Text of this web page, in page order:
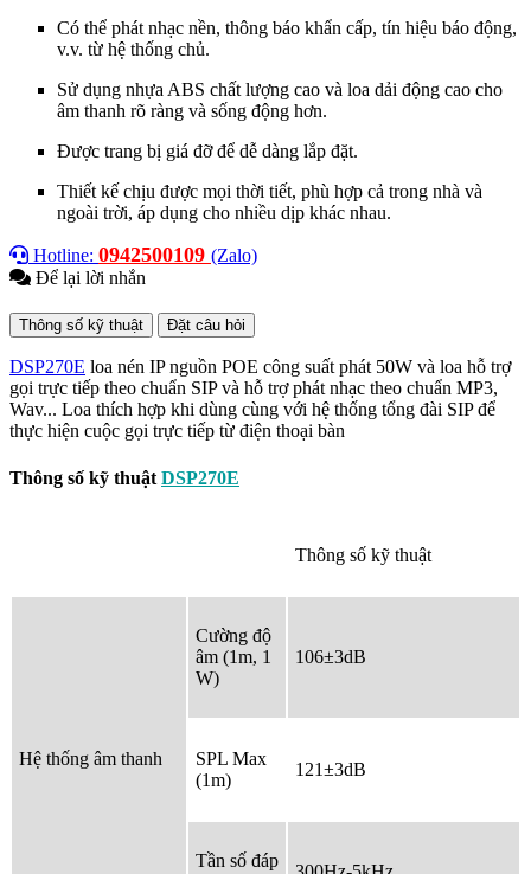
Có thể phát nhạc nền, thông báo khẩn cấp, tín hiệu báo động,
v.v. từ hệ thống chủ.
Sử dụng nhựa ABS chất lượng cao và loa dải động cao cho
âm thanh rõ ràng và sống động hơn.
Được trang bị giá đỡ để dễ dàng lắp đặt.
Thiết kế chịu được mọi thời tiết, phù hợp cả trong nhà và
ngoài trời, áp dụng cho nhiều dịp khác nhau.
Hotline: 0942500109 (Zalo)
Để lại lời nhắn
Thông số kỹ thuật Đặt câu hỏi
DSP270E loa nén IP nguồn POE công suất phát 50W và loa hỗ trợ
gọi trực tiếp theo chuẩn SIP và hỗ trợ phát nhạc theo chuẩn MP3,
Wav... Loa thích hợp khi dùng cùng với hệ thống tổng đài SIP để
thực hiện cuộc gọi trực tiếp từ điện thoại bàn
Thông số kỹ thuật DSP270E
Thông số kỹ thuật
Hệ thống âm thanh
Cường độ
âm (1m, 1
W)
106±3dB
SPL Max
(1m)
121±3dB
Tần số đáp